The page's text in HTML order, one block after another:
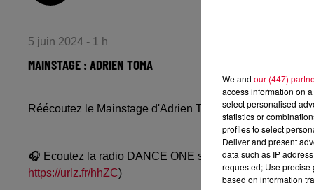
5 juin 2024 - 1 h
MAINSTAGE : ADRIEN TOMA
Réécoutez le Mainstage d'Adrien Toma du lundi 3 juin
🎧 Ecoutez la radio DANCE ONE sur www.danceone.fr,
https://urlz.fr/hhZC)
We and our (447)
access information on
select personalised
statistics or
profiles to select
Deliver and present
data such as IP
requested; Use precise
based on information